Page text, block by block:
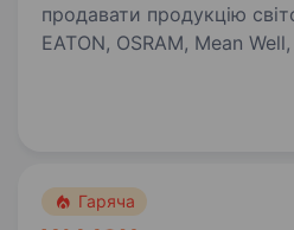
продавати продукцію
EATON, OSRAM, Mean
Гаряча